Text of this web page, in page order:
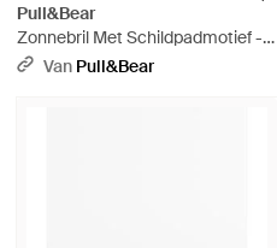
Pull&Bear
Zonnebril Met Schildpadmotief -
Blauw
Van Pull&Bear